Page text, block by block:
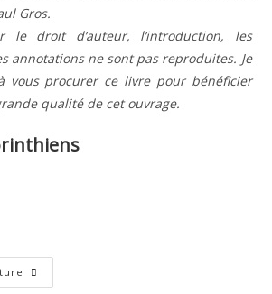
Gros.
le droit d’auteur, l’introduction, les
annotations ne sont pas reproduites. Je
vous procurer ce livre pour bénéficier
qualité de cet ouvrage.
Deuxième
Lettre